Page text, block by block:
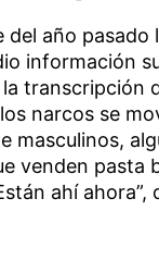
del año
información
la
narcos se
masculinos,
venden
ahí